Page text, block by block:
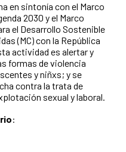
en sintonía con el Marco
2030 y el Marco
el Desarrollo Sostenible
(MC) con la República
actividad es alertar y
formas de violencia
y niñxs; y se
contra la trata de
sexual y laboral.
: